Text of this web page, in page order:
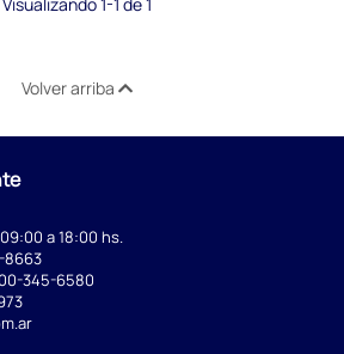
Volver arriba
a 18:00 hs.
8663
345-6580